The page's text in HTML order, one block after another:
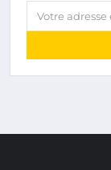
Votre adresse